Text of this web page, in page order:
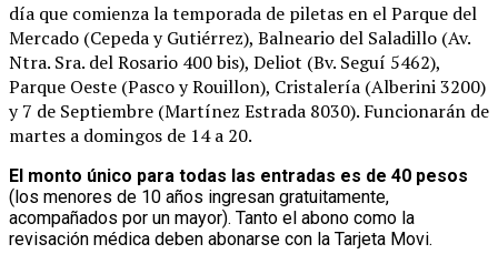
día que comienza la temporada de piletas en el Parque del
Mercado (Cepeda y Gutiérrez), Balneario del Saladillo (Av.
Ntra. Sra. del Rosario 400 bis), Deliot (Bv. Seguí 5462),
Parque Oeste (Pasco y Rouillon), Cristalería (Alberini 3200)
y 7 de Septiembre (Martínez Estrada 8030). Funcionarán de
martes a domingos de 14 a 20.
El monto único para todas las entradas es de 40 pesos
(los menores de 10 años ingresan gratuitamente,
acompañados por un mayor). Tanto el abono como la
revisación médica deben abonarse con la Tarjeta Movi.